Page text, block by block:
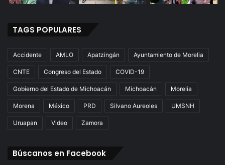
TAGS POPULARES
Accidente AMLO Apatzingán Ayuntamiento de Morelia
CNTE Congreso del Estado COVID-19
Gobierno del Estado de Michoacán Michoacán Morelia
Morena México PRD Silvano Aureoles UMSNH
Uruapan Video Zamora
Búscanos en Facebook